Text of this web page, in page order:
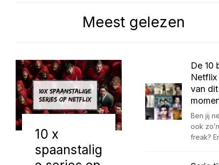
Meest gelezen
10 x
spaanstalig
De 10
Netflix
van dit
Ben jij
ook
freak?